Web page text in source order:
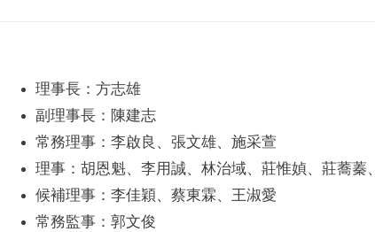
理事長： 方志雄
副理事長：陳建志
常務理事：李啟良、張文雄、施采萱
理事： 胡恩魁、李用誠、林治域、莊惟媜、莊蕎蓁、
候補理事：李佳穎、蔡東霖、王淑愛
常務監事：郭文俊